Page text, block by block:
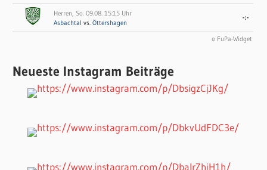
Herren, So. 09.08. 15:15 Uhr
Asbachtal vs.Öttershagen
-:-
© FuPa-Widget
Neueste Instagram Beiträge